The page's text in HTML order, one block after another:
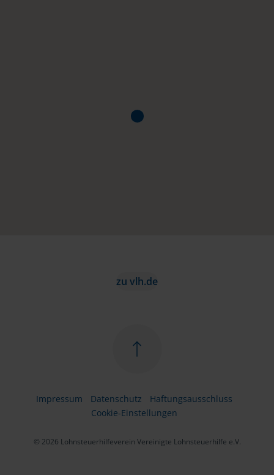
zu vlh.de
Impressum Datenschutz
Haftungsausschluss
Cookie-Einstellungen
© 2026 Lohnsteuerhilfeverein Vereinigte Lohnsteuerhilfe e.V.